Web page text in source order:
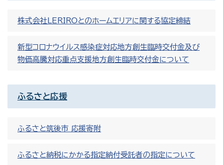
株式会社LERIROとのホームエリアに関する協定締結
新型コロナウイルス感染症対応地方創生臨時交付金及び
物価高騰対応重点支援地方創生臨時交付金について
ふるさと応援
ふるさと筑後市 応援寄附
ふるさと納税にかかる指定納付受託者の指定について